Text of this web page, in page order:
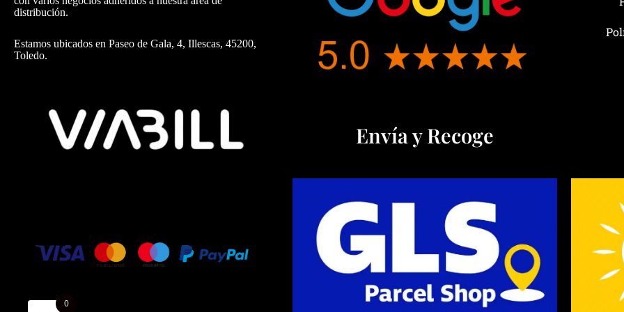
distribución.
Estamos ubicados en Paseo de Gala, 4, Illescas, 45200,
Toledo.
Envía y Recoge
0